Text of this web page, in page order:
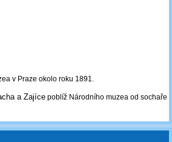
v Praze okolo roku 1891.
a Zajíce poblíž Národního muzea od sochaře